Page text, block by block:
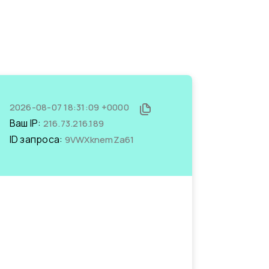
2026-08-07 18:31:09 +0000
Ваш IP: 216.73.216.189
ID запроса: 9VWXknemZa61